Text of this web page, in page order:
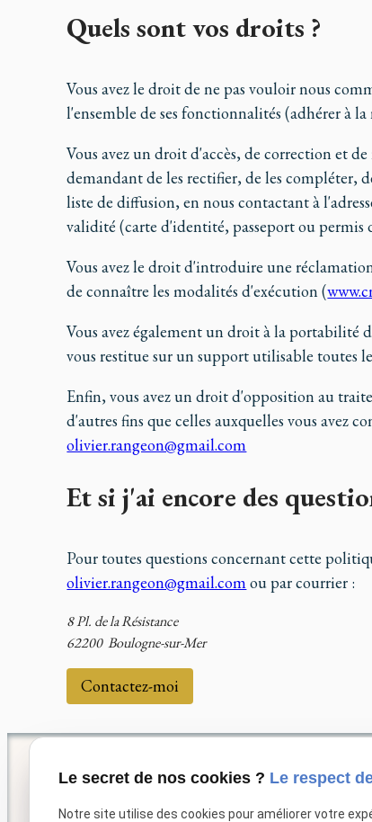
Quels sont vos droits ?
Vous avez le droit de ne pas vouloir nous
l'ensemble de ses fonctionnalités (adhérer à
Vous avez un droit d'accès, de correction et
demandant de les rectifier, de les compléter,
liste de diffusion, en nous contactant à
validité (carte d'identité, passeport ou permis
Vous avez le droit d'introduire une
de connaître les modalités d'exécution (
Vous avez également un droit à la portabilité
vous restitue sur un support utilisable toutes
Enfin, vous avez un droit d'opposition au
d'autres fins que celles auxquelles vous avez
olivier.rangeon@gmail.com
Et si j'ai encore des
Pour toutes questions concernant cette
olivier.rangeon@gmail.comou par courrier :
8 Pl. de la Résistance
62200 Boulogne-sur-Mer
Contactez-moi
Le secret de nos cookies ? Le respect
Notre site utilise des cookies pour améliorer votre